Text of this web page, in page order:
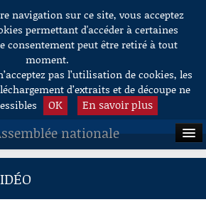
navigation sur ce site, vous acceptez
permettant d'accéder à certaines
consentement peut être retiré à tout
moment.
pas l’utilisation de cookies, les
d’extraits et de découpe ne
OK En savoir plus
nationale